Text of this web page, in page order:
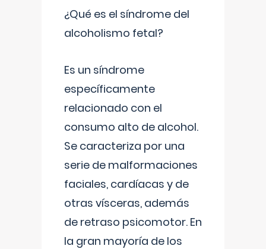
¿Qué es el síndrome del
alcoholismo fetal?
Es un síndrome
específicamente
relacionado con el
consumo alto de alcohol.
Se caracteriza por una
serie de malformaciones
faciales, cardíacas y de
otras vísceras, además
de retraso psicomotor. En
la gran mayoría de los